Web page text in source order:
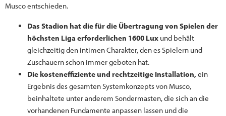
Musco entschieden.
Das Stadion hat die für die Übertragung von Spielen der
höchsten Liga erforderlichen 1600 Luxund behält
gleichzeitig den intimen Charakter, den es Spielern und
Zuschauern schon immer geboten hat.
Die kosteneffiziente und rechtzeitige Installation,ein
Ergebnis des gesamten Systemkonzepts von Musco,
beinhaltete unter anderem Sondermasten, die sich an die
vorhandenen Fundamente anpassen lassen und die